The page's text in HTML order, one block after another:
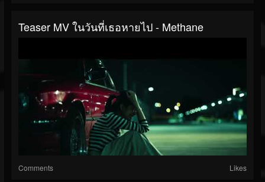
Teaser MV ในวันที่เธอหายไป - Methane
Comments Likes